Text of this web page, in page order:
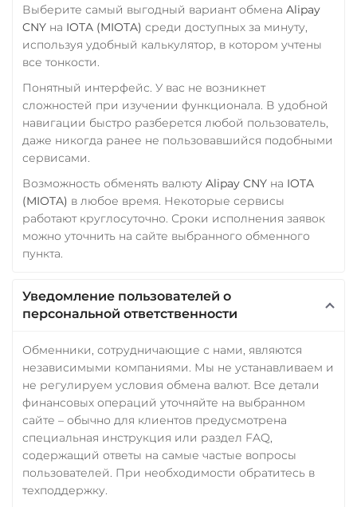
Выберите самый выгодный вариант обмена Alipay
CNY на IOTA (MIOTA) среди доступных за минуту,
используя удобный калькулятор, в котором учтены
все тонкости.
Понятный интерфейс. У вас не возникнет
сложностей при изучении функционала. В удобной
навигации быстро разберется любой пользователь,
даже никогда ранее не пользовавшийся подобными
сервисами.
Возможность обменять валюту Alipay CNY на IOTA
(MIOTA) в любое время. Некоторые сервисы
работают круглосуточно. Сроки исполнения заявок
можно уточнить на сайте выбранного обменного
пункта.
Уведомление пользователей о
персональной ответственности
Обменники, сотрудничающие с нами, являются
независимыми компаниями. Мы не устанавливаем и
не регулируем условия обмена валют. Все детали
финансовых операций уточняйте на выбранном
сайте – обычно для клиентов предусмотрена
специальная инструкция или раздел FAQ,
содержащий ответы на самые частые вопросы
пользователей. При необходимости обратитесь в
техподдержку.